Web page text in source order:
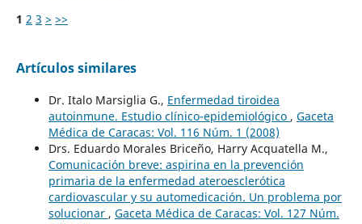
1 2 3 > >>
Artículos similares
Dr. Italo Marsiglia G., Enfermedad tiroidea
autoinmune. Estudio clínico-epidemiológico , Gaceta
Médica de Caracas: Vol. 116 Núm. 1 (2008)
Drs. Eduardo Morales Briceño, Harry Acquatella M.,
Comunicación breve: aspirina en la prevención
primaria de la enfermedad ateroesclerótica
cardiovascular y su automedicación. Un problema por
solucionar , Gaceta Médica de Caracas: Vol. 127 Núm.